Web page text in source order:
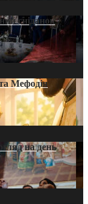
сніданок
Мефодія
на день